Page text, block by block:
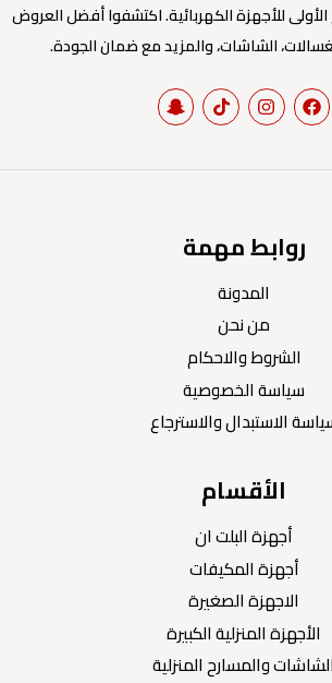
للأجهزة الكهربائية. اكتشفوا أفضل العروض
الشاشات، والمزيد مع ضمان الجودة.
روابط مهمة
المدونة
من نحن
الشروط والاحكام
سياسة الخصوصية
الاستبدال والاسترجاع
الأقسام
أجهزة البلت ان
أجهزة المكيفات
الاجهزة الصغيرة
الأجهزة المنزلية الكبيرة
الشاشات والمسارح المنزلية